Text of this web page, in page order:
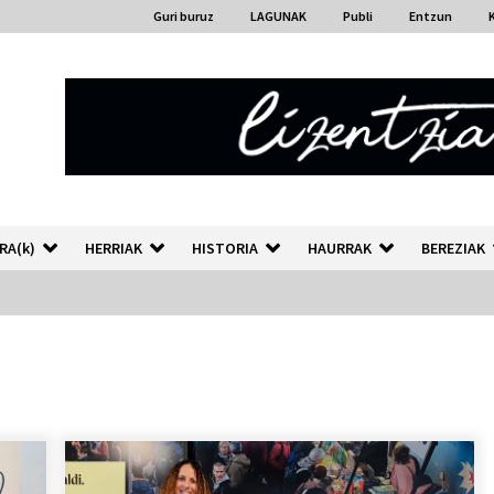
Guri buruz LAGUNAK Publi Entzun
HERRIAK HISTORIA HAURRAK BEREZIAK
Auzoportala : 1×04 Auzofoniak